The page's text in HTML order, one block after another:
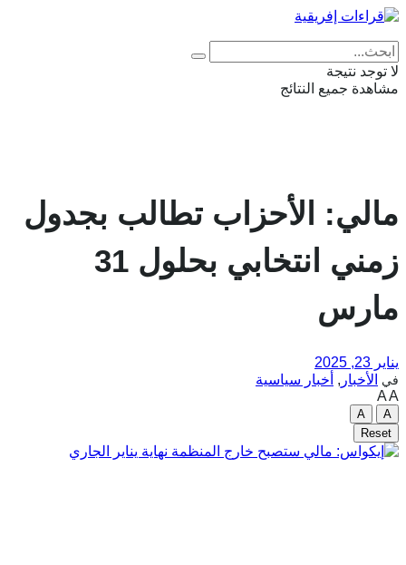
لا توجد نتيجة
مشاهدة جميع النتائج
مالي: الأحزاب تطالب بجدول
زمني انتخابي بحلول 31
مارس
يناير 23, 2025
في الأخبار , أخبار سياسية
AA
A
A
Reset